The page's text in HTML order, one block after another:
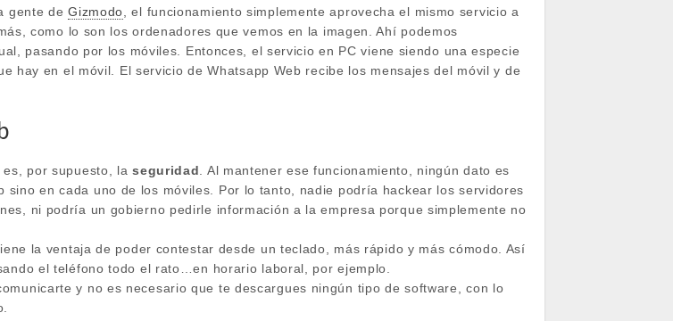
gente deGizmodo , el funcionamiento simplemente aprovecha el mismo servicio a
como lo son los ordenadores que vemos en la imagen. Ahí podemos
pasando por los móviles. Entonces, el servicio en PC viene siendo una especie
hay en el móvil. El servicio de Whatsapp Web recibe los mensajes del móvil y de
es, por supuesto, laseguridad . Al mantener ese funcionamiento, ningún dato es
sino en cada uno de los móviles. Por lo tanto, nadie podría hackear los servidores
ni podría un gobierno pedirle información a la empresa porque simplemente no
la ventaja de poder contestar desde un teclado, más rápido y más cómodo. Así
el teléfono todo el rato…en horario laboral, por ejemplo.
y no es necesario que te descargues ningún tipo de software, con lo